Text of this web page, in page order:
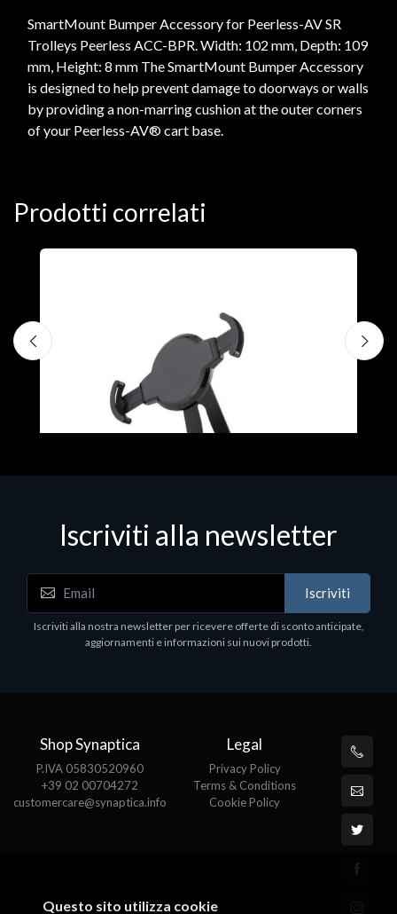
SmartMount Bumper Accessory for Peerless-AV SR
Trolleys Peerless ACC-BPR. Width: 102 mm, Depth: 109
mm, Height: 8 mm The SmartMount Bumper Accessory
is designed to help prevent damage to doorways or walls
by providing a non-marring cushion at the outer corners
of your Peerless-AV® cart base.
Prodotti correlati
EPSON TABLET STAND, BLACK. Porta tablet
Epson, solido in metallo, orientabile in tre assi.
Adatto a tutti i tablet.
Iscriviti alla newsletter
Iscriviti
Iscriviti alla nostra newsletter per ricevere offerte di sconto anticipate,
aggiornamenti e informazioni sui nuovi prodotti.
Shop Synaptica
P.IVA 05830520960
+39 02 00704272
customercare@synaptica.info
Legal
Privacy Policy
Terms & Conditions
Cookie Policy
Questo sito utilizza cookie